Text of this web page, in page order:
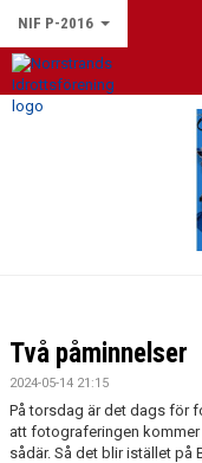
NIF P-2016
HEM
BILDGALLERI
DOKUMENT
Två påminnelser
2024-05-14 21:15
På torsdag är det dags för
att fotograferingen
sådär. Så det blir istället på